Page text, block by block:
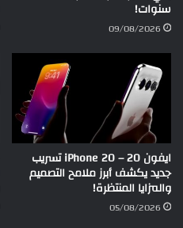
سنوات!
09/08/2026
ايفون 20 – iPhone 20 تسريب
جديد يكشف أبرز ملامح التصميم
والمزايا المنتظرة!
05/08/2026